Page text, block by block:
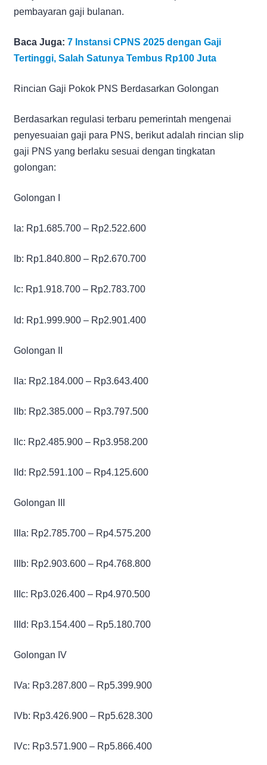
pembayaran gaji bulanan.
Baca Juga: 7 Instansi CPNS 2025 dengan Gaji
Tertinggi, Salah Satunya Tembus Rp100 Juta
Rincian Gaji Pokok PNS Berdasarkan Golongan
Berdasarkan regulasi terbaru pemerintah mengenai
penyesuaian gaji para PNS, berikut adalah rincian slip
gaji PNS yang berlaku sesuai dengan tingkatan
golongan:
Golongan I
Ia: Rp1.685.700 – Rp2.522.600
Ib: Rp1.840.800 – Rp2.670.700
Ic: Rp1.918.700 – Rp2.783.700
Id: Rp1.999.900 – Rp2.901.400
Golongan II
IIa: Rp2.184.000 – Rp3.643.400
IIb: Rp2.385.000 – Rp3.797.500
IIc: Rp2.485.900 – Rp3.958.200
IId: Rp2.591.100 – Rp4.125.600
Golongan III
IIIa: Rp2.785.700 – Rp4.575.200
IIIb: Rp2.903.600 – Rp4.768.800
IIIc: Rp3.026.400 – Rp4.970.500
IIId: Rp3.154.400 – Rp5.180.700
Golongan IV
IVa: Rp3.287.800 – Rp5.399.900
IVb: Rp3.426.900 – Rp5.628.300
IVc: Rp3.571.900 – Rp5.866.400